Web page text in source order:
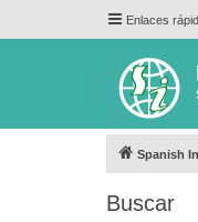
Enlaces
Spanish
Buscar